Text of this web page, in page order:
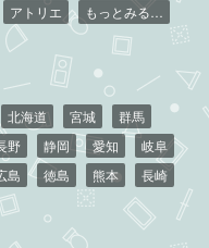
アトリエ もっとみる…
北海道 宮城
群馬
野 静岡 愛知
岐阜
島 徳島 熊本
長崎